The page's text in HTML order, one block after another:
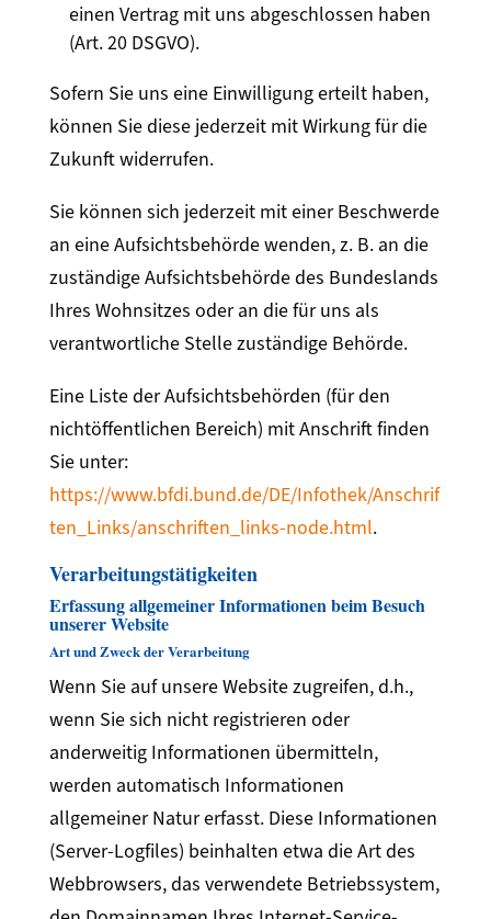
einen Vertrag mit uns abgeschlossen haben
(Art. 20 DSGVO).
Sofern Sie uns eine Einwilligung erteilt haben,
können Sie diese jederzeit mit Wirkung für die
Zukunft widerrufen.
Sie können sich jederzeit mit einer Beschwerde
an eine Aufsichtsbehörde wenden, z. B. an die
zuständige Aufsichtsbehörde des Bundeslands
Ihres Wohnsitzes oder an die für uns als
verantwortliche Stelle zuständige Behörde.
Eine Liste der Aufsichtsbehörden (für den
nichtöffentlichen Bereich) mit Anschrift finden
Sie unter:
https://www.bfdi.bund.de/DE/Infothek/Anschrif
ten_Links/anschriften_links-node.html.
Verarbeitungstätigkeiten
Erfassung allgemeiner Informationen beim Besuch
unserer Website
Art und Zweck der Verarbeitung
Wenn Sie auf unsere Website zugreifen, d.h.,
wenn Sie sich nicht registrieren oder
anderweitig Informationen übermitteln,
werden automatisch Informationen
allgemeiner Natur erfasst. Diese Informationen
(Server-Logfiles) beinhalten etwa die Art des
Webbrowsers, das verwendete Betriebssystem,